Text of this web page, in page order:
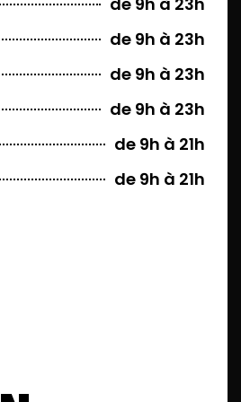
de 9h à 23h
de 9h à 23h
de 9h à 23h
de 9h à 21h
de 9h à 21h